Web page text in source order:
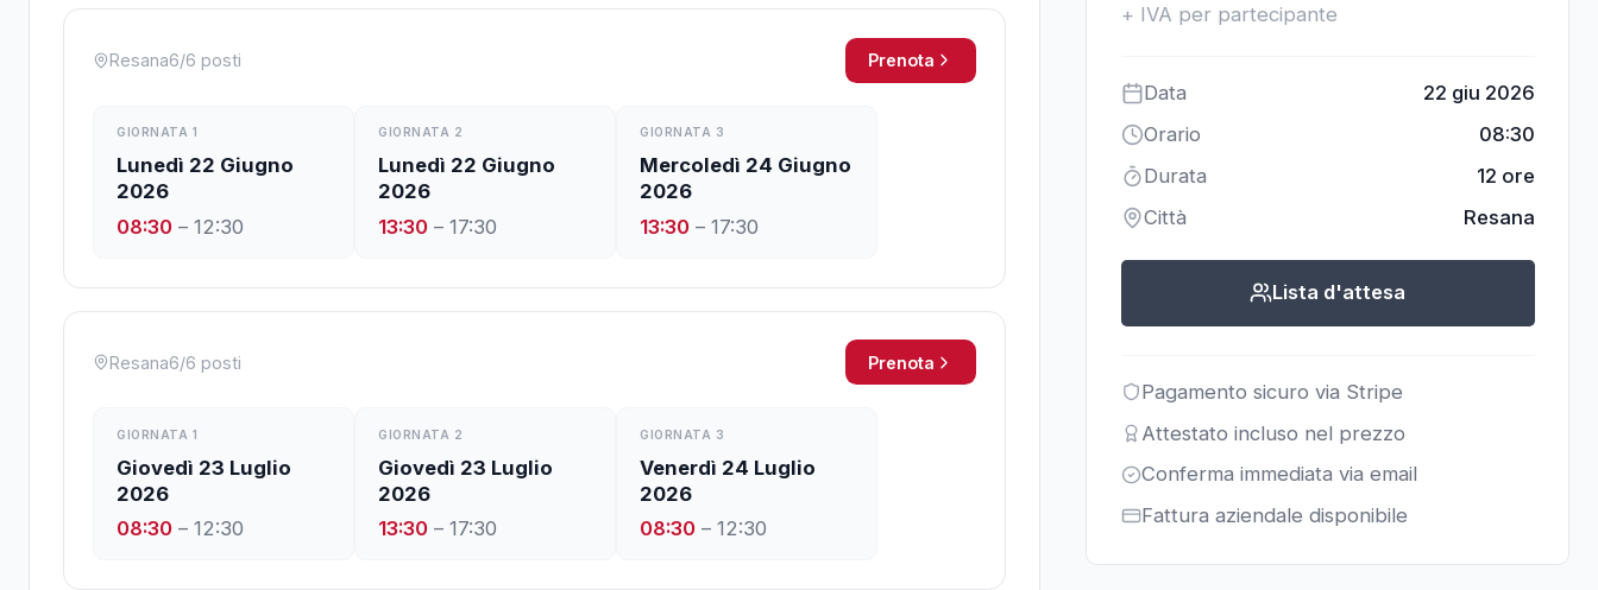
Resana6/6 posti Prenota
GIORNATA 1
Lunedì 22 Giugno
2026
08:30 – 12:30
GIORNATA 2
Lunedì 22 Giugno
2026
13:30 – 17:30
GIORNATA 3
Mercoledì 24 Giugno
2026
13:30 – 17:30
Resana6/6 posti Prenota
GIORNATA 1
Giovedì 23 Luglio
2026
08:30 – 12:30
GIORNATA 2
Giovedì 23 Luglio
2026
13:30 – 17:30
GIORNATA 3
Venerdì 24 Luglio
2026
08:30 – 12:30
+ IVA per partecipante
Data
22 giu 2026
Orario
08:30
Durata
12 ore
Città
Resana
Lista d'attesa
Pagamento sicuro via Stripe
Attestato incluso nel prezzo
Conferma immediata via email
Fattura aziendale disponibile